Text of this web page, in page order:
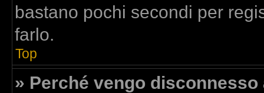
bastano pochi secondi per
farlo.
Top
» Perché vengo